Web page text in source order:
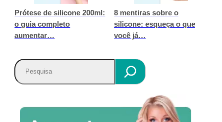
Prótese de silicone 200ml:
o guia completo
aumentar…
8 mentiras sobre o
silicone: esqueça o que
você já…
P
e